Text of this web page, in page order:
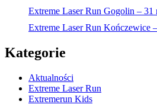
Extreme Laser Run Gogolin – 31
Extreme Laser Run Kończewice
Kategorie
Aktualności
Extreme Laser Run
Extremerun Kids